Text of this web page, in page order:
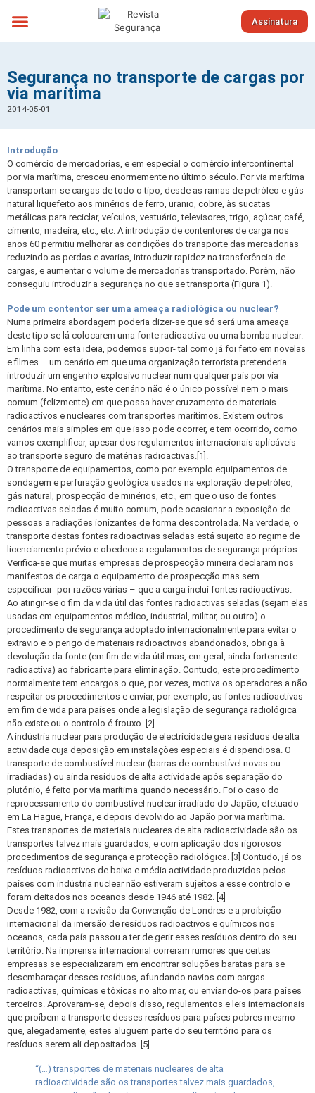
Assinatura
Segurança no transporte de cargas por
via marítima
2014-05-01
Introdução
O comércio de mercadorias, e em especial o comércio intercontinental
por via marítima, cresceu enormemente no último século. Por via marítima
transportam-se cargas de todo o tipo, desde as ramas de petróleo e gás
natural liquefeito aos minérios de ferro, uranio, cobre, às sucatas
metálicas para reciclar, veículos, vestuário, televisores, trigo, açúcar, café,
cimento, madeira, etc., etc. A introdução de contentores de carga nos
anos 60 permitiu melhorar as condições do transporte das mercadorias
reduzindo as perdas e avarias, introduzir rapidez na transferência de
cargas, e aumentar o volume de mercadorias transportado. Porém, não
conseguiu introduzir a segurança no que se transporta (Figura 1).
Pode um contentor ser uma ameaça radiológica ou nuclear?
Numa primeira abordagem poderia dizer-se que só será uma ameaça
deste tipo se lá colocarem uma fonte radioactiva ou uma bomba nuclear.
Em linha com esta ideia, podemos supor- tal como já foi feito em novelas
e filmes – um cenário em que uma organização terrorista pretenderia
introduzir um engenho explosivo nuclear num qualquer país por via
marítima. No entanto, este cenário não é o único possível nem o mais
comum (felizmente) em que possa haver cruzamento de materiais
radioactivos e nucleares com transportes marítimos. Existem outros
cenários mais simples em que isso pode ocorrer, e tem ocorrido, como
vamos exemplificar, apesar dos regulamentos internacionais aplicáveis
ao transporte seguro de matérias radioactivas.[1].
O transporte de equipamentos, como por exemplo equipamentos de
sondagem e perfuração geológica usados na exploração de petróleo,
gás natural, prospecção de minérios, etc., em que o uso de fontes
radioactivas seladas é muito comum, pode ocasionar a exposição de
pessoas a radiações ionizantes de forma descontrolada. Na verdade, o
transporte destas fontes radioactivas seladas está sujeito ao regime de
licenciamento prévio e obedece a regulamentos de segurança próprios.
Verifica-se que muitas empresas de prospecção mineira declaram nos
manifestos de carga o equipamento de prospecção mas sem
especificar- por razões várias – que a carga inclui fontes radioactivas.
Ao atingir-se o fim da vida útil das fontes radioactivas seladas (sejam elas
usadas em equipamentos médico, industrial, militar, ou outro) o
procedimento de segurança adoptado internacionalmente para evitar o
extravio e o perigo de materiais radioactivos abandonados, obriga à
devolução da fonte (em fim de vida útil mas, em geral, ainda fortemente
radioactiva) ao fabricante para eliminação. Contudo, este procedimento
normalmente tem encargos o que, por vezes, motiva os operadores a não
respeitar os procedimentos e enviar, por exemplo, as fontes radioactivas
em fim de vida para países onde a legislação de segurança radiológica
não existe ou o controlo é frouxo. [2]
A indústria nuclear para produção de electricidade gera resíduos de alta
actividade cuja deposição em instalações especiais é dispendiosa. O
transporte de combustível nuclear (barras de combustível novas ou
irradiadas) ou ainda resíduos de alta actividade após separação do
plutónio, é feito por via marítima quando necessário. Foi o caso do
reprocessamento do combustível nuclear irradiado do Japão, efetuado
em La Hague, França, e depois devolvido ao Japão por via marítima.
Estes transportes de materiais nucleares de alta radioactividade são os
transportes talvez mais guardados, e com aplicação dos rigorosos
procedimentos de segurança e protecção radiológica. [3] Contudo, já os
resíduos radioactivos de baixa e média actividade produzidos pelos
países com indústria nuclear não estiveram sujeitos a esse controlo e
foram deitados nos oceanos desde 1946 até 1982. [4]
Desde 1982, com a revisão da Convenção de Londres e a proibição
internacional da imersão de resíduos radioactivos e químicos nos
oceanos, cada país passou a ter de gerir esses resíduos dentro do seu
território. Na imprensa internacional correram rumores que certas
empresas se especializaram em encontrar soluções baratas para se
desembaraçar desses resíduos, afundando navios com cargas
radioactivas, químicas e tóxicas no alto mar, ou enviando-os para países
terceiros. Aprovaram-se, depois disso, regulamentos e leis internacionais
que proíbem a transporte desses resíduos para países pobres mesmo
que, alegadamente, estes aluguem parte do seu território para os
resíduos serem ali depositados. [5]
“(…) transportes de materiais nucleares de alta
radioactividade são os transportes talvez mais guardados,